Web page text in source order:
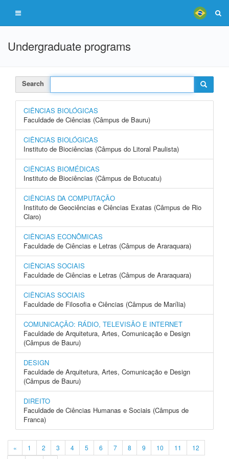
Undergraduate programs
Search
CIÊNCIAS BIOLÓGICAS
Faculdade de Ciências (Câmpus de Bauru)
CIÊNCIAS BIOLÓGICAS
Instituto de Biociências (Câmpus do Litoral Paulista)
CIÊNCIAS BIOMÉDICAS
Instituto de Biociências (Câmpus de Botucatu)
CIÊNCIAS DA COMPUTAÇÃO
Instituto de Geociências e Ciências Exatas (Câmpus de Rio
Claro)
CIÊNCIAS ECONÔMICAS
Faculdade de Ciências e Letras (Câmpus de Araraquara)
CIÊNCIAS SOCIAIS
Faculdade de Ciências e Letras (Câmpus de Araraquara)
CIÊNCIAS SOCIAIS
Faculdade de Filosofia e Ciências (Câmpus de Marília)
COMUNICAÇÃO: RÁDIO, TELEVISÃO E INTERNET
Faculdade de Arquitetura, Artes, Comunicação e Design
(Câmpus de Bauru)
DESIGN
Faculdade de Arquitetura, Artes, Comunicação e Design
(Câmpus de Bauru)
DIREITO
Faculdade de Ciências Humanas e Sociais (Câmpus de
Franca)
« 1 2 3 4 5 6 7 8 9 10 11
12